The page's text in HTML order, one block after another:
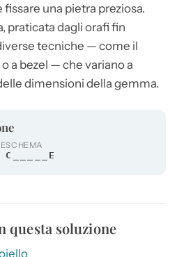
una pietra preziosa.
praticata dagli orafi fin
tecniche — come il
a bezel — che variano a
dimensioni della gemma.
SCHEMA
C_____E
questa soluzione